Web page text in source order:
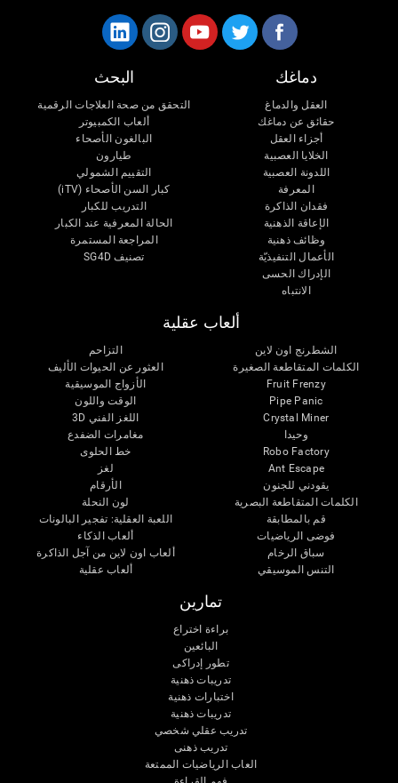
دماغك
العقل والدماغ
حقائق عن دماغك
أجزاء العقل
الخلايا العصبية
اللدونة العصبية
المعرفة
فقدان الذاكرة
الإعاقة الذهنية
وظائف ذهنية
الأعمال التنفيذيّة
الإدراك الحسى
الانتباه
البحث
التحقق من صحة العلاجات الرقمية
ألعاب الكمبيوتر
البالغون الأصحاء
طيارون
التقييم الشمولي
كبار السن الأصحاء (iTV)
التدريب للكبار
الحالة المعرفية عند الكبار
المراجعة المستمرة
تصنيف SG4D
ألعاب عقلية
الشطرنج اون لاين
الكلمات المتقاطعة الصغيرة
Fruit Frenzy
Pipe Panic
Crystal Miner
وحيدا
Robo Factory
Ant Escape
يقودني للجنون
الكلمات المتقاطعة البصرية
قم بالمطابقة
فوضى الرياضيات
سباق الرخام
التنس الموسيقي
التزاحم
العثور عن الحيوات الأليف
الأزواج الموسيقية
الوقت واللون
اللغز الفني 3D
مغامرات الضفدع
خط الحلوى
لغز
الأرقام
لون النحلة
اللعبة العقلية: تفجير البالونات
ألعاب الذكاء
ألعاب اون لاين من آجل الذاكرة
ألعاب عقلية
تمارين
براءة اختراع
البائعين
تطور إدراكى
تدريبات ذهنية
اختبارات ذهنية
تدريبات ذهنية
تدريب عقلي شخصي
تدريب ذهنى
العاب الرياضيات الممتعة